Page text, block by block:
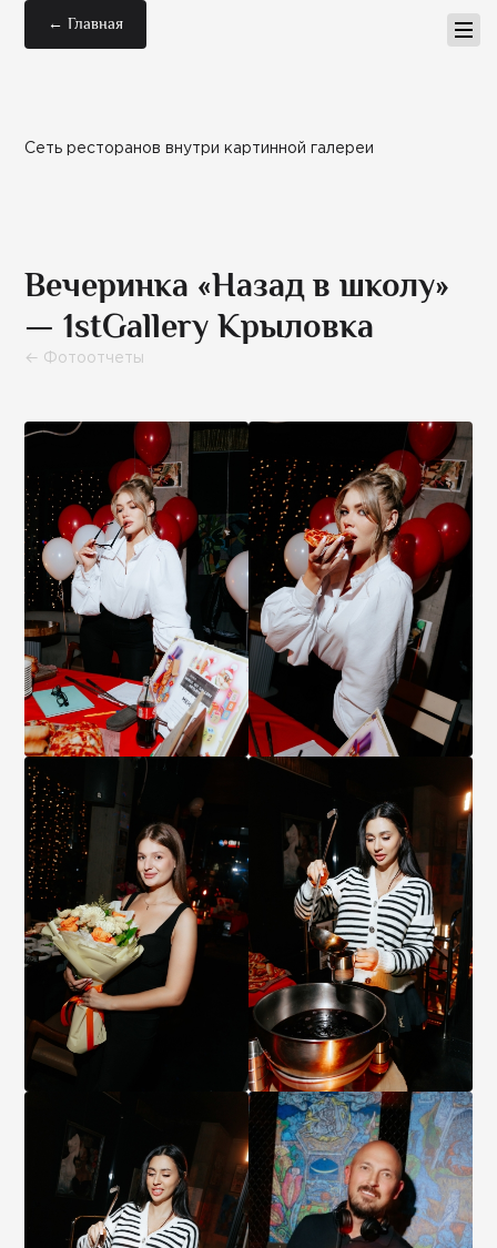
← Главная
Сеть ресторанов внутри картинной галереи
Вечеринка «Назад в школу»
— 1stGallery Крыловка
← Фотоотчеты